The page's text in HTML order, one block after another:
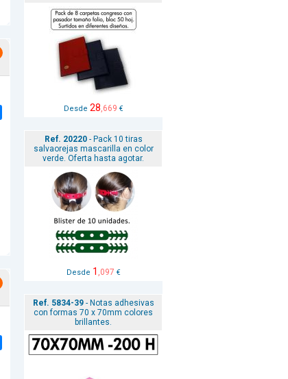
Desde 28,669 €
Ref. 20220- Pack 10 tiras
salvaorejas mascarilla en color
verde. Oferta hasta agotar.
Desde 1 ,097 €
Ref. 5834-39- Notas adhesivas
con formas 70 x 70mm colores
brillantes.